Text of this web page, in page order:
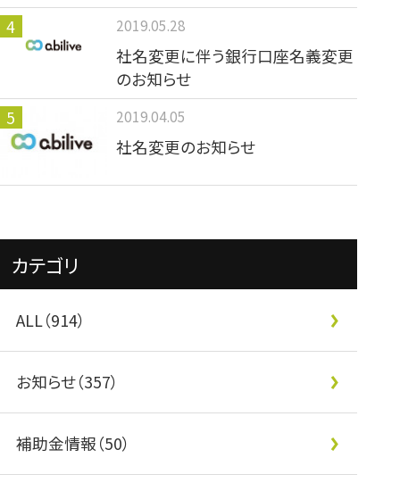
2019.05.28
社名変更に伴う銀行口座名義変更
のお知らせ
2019.04.05
社名変更のお知らせ
カテゴリ
ALL（914）
お知らせ（357）
補助金情報（50）